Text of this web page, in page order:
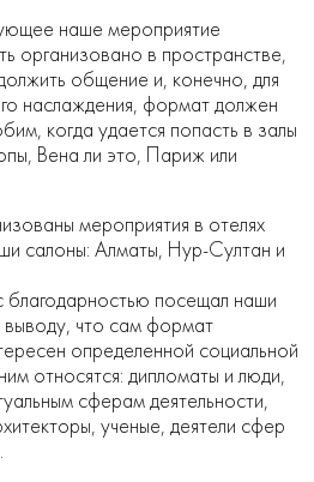
наше мероприятие
организовано в пространстве,
общение и, конечно, для
наслаждения, формат должен
когда удается попасть в залы
Вена ли это, Париж или
мероприятия в отелях
салоны: Алматы, Нур-Султан и
посещал наши
выводу, что сам формат
определенной социальной
относятся: дипломаты и люди,
сферам деятельности,
ученые, деятели сфер